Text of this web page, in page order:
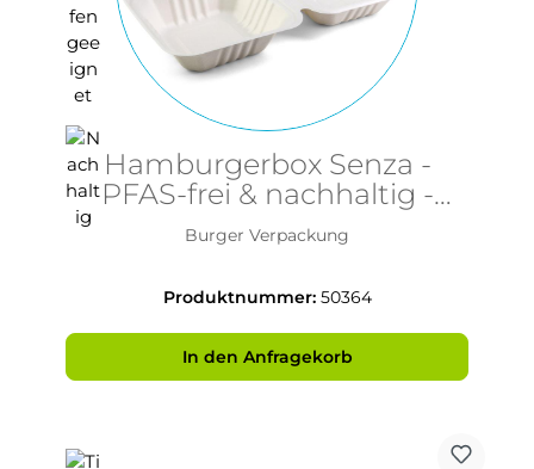
Hamburgerbox Senza -
PFAS-frei & nachhaltig -
155x155x76mm aus Bagasse
Burger Verpackung
Produktnummer: 50364
In den Anfragekorb